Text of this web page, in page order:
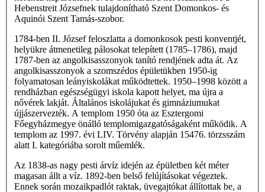
Hebenstreit Józsefnek tulajdonítható Szent Domonkos- és
Aquinói Szent Tamás-szobor.
1784-ben II. József feloszlatta a domonkosok pesti konventjét,
helyükre átmenetileg pálosokat telepített (1785–1786), majd
1787-ben az angolkisasszonyok tanító rendjének adta át. Az
angolkisasszonyok a szomszédos épületükben 1950-ig
folyamatosan leányiskolákat működtettek. 1950–1998 között a
rendházban egészségügyi iskola kapott helyet, ma újra a
nővérek lakját. Általános iskolájukat és gimnáziumukat
újjászervezték. A templom 1950 óta az Esztergomi
Főegyházmegye önálló templomigazgatóságaként működik. A
templom az 1997. évi LIV. Törvény alapján 15476. törzsszám
alatt I. kategóriába sorolt műemlék.
Az 1838-as nagy pesti árvíz idején az épületben két méter
magasan állt a víz. 1892-ben belső felújításokat végeztek.
Ennek során mozaikpadlót raktak, üvegajtókat állítottak be, a